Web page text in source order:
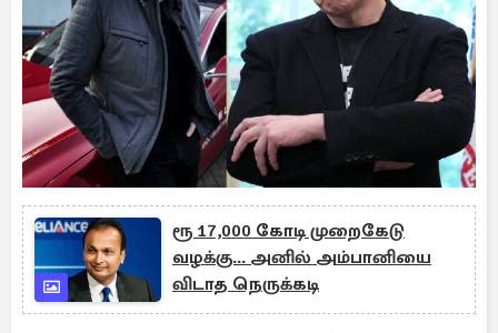
ரூ 17,000 கோடி முறைகேடு
வழக்கு... அனில் அம்பானியை
விடாத நெருக்கடி